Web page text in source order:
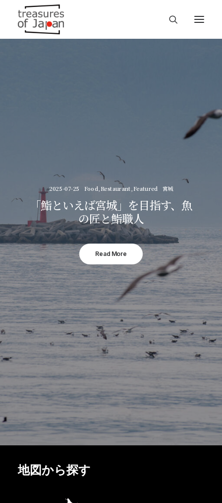
2025-07-25 Food Restaurant Featured 宮城
「鮨といえば宮城」を目指す、魚
の匠と鮨職人
Read More
地図から探す